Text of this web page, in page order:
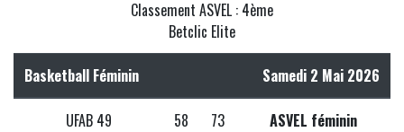
Classement ASVEL : 4ème
Betclic Elite
Basketball Féminin Samedi 2 Mai 2026
UFAB 49 58 73 ASVEL féminin